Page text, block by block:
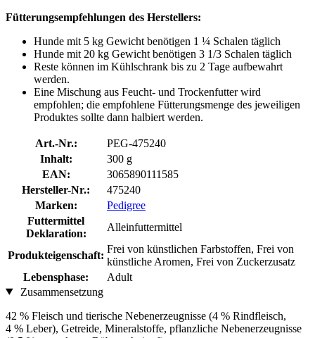
Fütterungsempfehlungen des Herstellers:
Hunde mit 5 kg Gewicht benötigen 1 ¼ Schalen täglich
Hunde mit 20 kg Gewicht benötigen 3 1/3 Schalen täglich
Reste können im Kühlschrank bis zu 2 Tage aufbewahrt
werden.
Eine Mischung aus Feucht- und Trockenfutter wird
empfohlen; die empfohlene Fütterungsmenge des jeweiligen
Produktes sollte dann halbiert werden.
Art.-Nr.:
PEG-475240
Inhalt:
300 g
EAN:
3065890111585
Hersteller-Nr.:
475240
Marken:
Pedigree
Futtermittel
Deklaration:
Alleinfuttermittel
Produkteigenschaft:
Frei von künstlichen Farbstoffen, Frei von
künstliche Aromen, Frei von Zuckerzusatz
Lebensphase:
Adult
Zusammensetzung
42 % Fleisch und tierische Nebenerzeugnisse (4 % Rindfleisch,
4 % Leber), Getreide, Mineralstoffe, pflanzliche Nebenerzeugnisse